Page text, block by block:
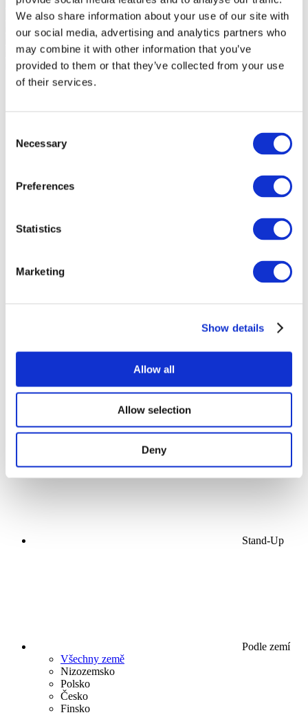
We also share information about your use of our site with
our social media, advertising and analytics partners who
may combine it with other information that you’ve
provided to them or that they’ve collected from your use
of their services.
Selection
Necessary
Preferences
Statistics
Marketing
Show details
Allow all
Allow selection
Deny
Koncerty
Populární hudba
Stand-Up
Podle zemí
Všechny země
Nizozemsko
Polsko
Česko
Finsko